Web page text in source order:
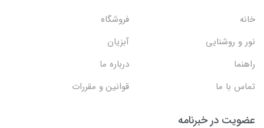
خانه
فروشگاه
نور و روشنایی
آبزیان
راهنما
درباره ما
تماس با ما
قوانین و مقررات
عضویت در خبرنامه